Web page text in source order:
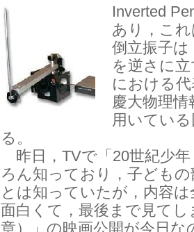
Inverted
あり，こ
倒立振子
を逆さに
における
慶大物理
用いてい
る。
昨日，TVで「20世紀少
ろん知っており，子ども
とは知っていたが，内容
面白くて，最後まで見て
章）」の映画公開が今日